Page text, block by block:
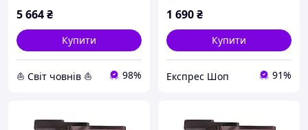
5 664₴
Купити
⛵ Світ човнів ⛵ 98%
1 690₴
Купити
Експрес Шоп 91%